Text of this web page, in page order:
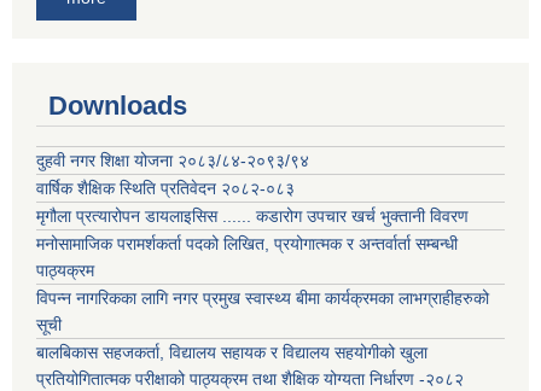
Downloads
दुहवी नगर शिक्षा योजना २०८३/८४-२०९३/९४
वार्षिक शैक्षिक स्थिति प्रतिवेदन २०८२-०८३
मृगौला प्रत्यारोपन डायलाइसिस ...... कडारोग उपचार खर्च भुक्तानी विवरण
मनोसामाजिक परामर्शकर्ता पदको लिखित, प्रयोगात्मक र अन्तर्वार्ता सम्बन्धी
पाठ्यक्रम
विपन्न नागरिकका लागि नगर प्रमुख स्वास्थ्य बीमा कार्यक्रमका लाभग्राहीहरुको
सूची
बालबिकास सहजकर्ता, विद्यालय सहायक र विद्यालय सहयोगीको खुला
प्रतियोगितात्मक परीक्षाको पाठ्यक्रम तथा शैक्षिक योग्यता निर्धारण -२०८२